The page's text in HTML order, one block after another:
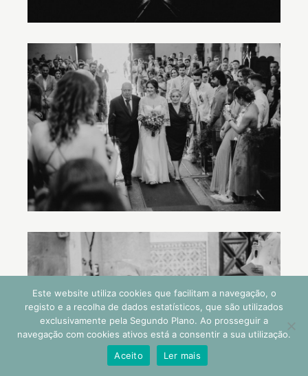
Este website utiliza cookies que facilitam a navegação, o
registo e a recolha de dados estatísticos, que são utilizados
exclusivamente pela Segundo Plano. Ao prosseguir a
navegação com cookies ativos está a consentir a sua utilização.
Aceito
Ler mais